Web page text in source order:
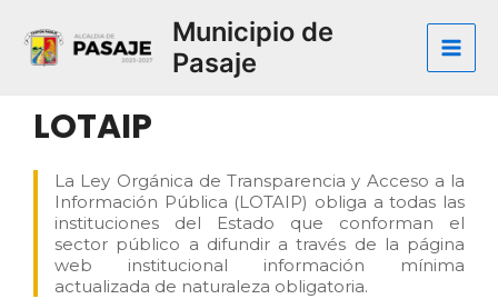
Municipio de
Pasaje
LOTAIP
La Ley Orgánica de Transparencia y Acceso a la
Información Pública (LOTAIP) obliga a todas las
instituciones del Estado que conforman el
sector público a difundir a través de la página
web institucional información mínima
actualizada de naturaleza obligatoria.